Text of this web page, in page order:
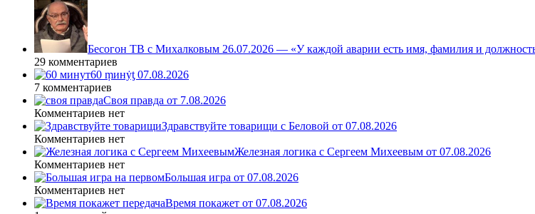
Бесогон ТВ с Михалковым 26.07.2026 — «У каждой аварии есть имя, фамилия и
29 комментариев
60 ṃинẏƫ 07.08.2026
7 комментариев
Своя правда от 7.08.2026
Комментариев нет
Здравствуйте товарищи с Беловой от 07.08.2026
Комментариев нет
Железная логика с Сергеем Михеевым от 07.08.2026
Комментариев нет
Большая игра от 07.08.2026
Комментариев нет
Время покажет от 07.08.2026